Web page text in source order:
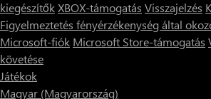
kiegészítőkXBOX-támogatás Visszajelzés
Figyelmeztetés fényérzékenység által
Microsoft-fiók Microsoft Store-támogatás
követése
Játékok
Magyar (Magyarország)